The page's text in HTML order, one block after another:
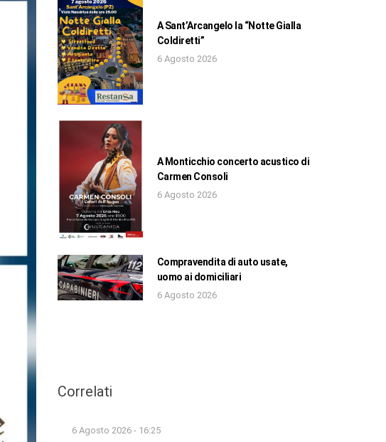
A Sant’Arcangelo la “Notte Gialla
Coldiretti”
6 Agosto 2026
A Monticchio concerto acustico di
Carmen Consoli
6 Agosto 2026
Compravendita di auto usate,
uomo ai domiciliari
6 Agosto 2026
Correlati
6 Agosto 2026 - 16:25